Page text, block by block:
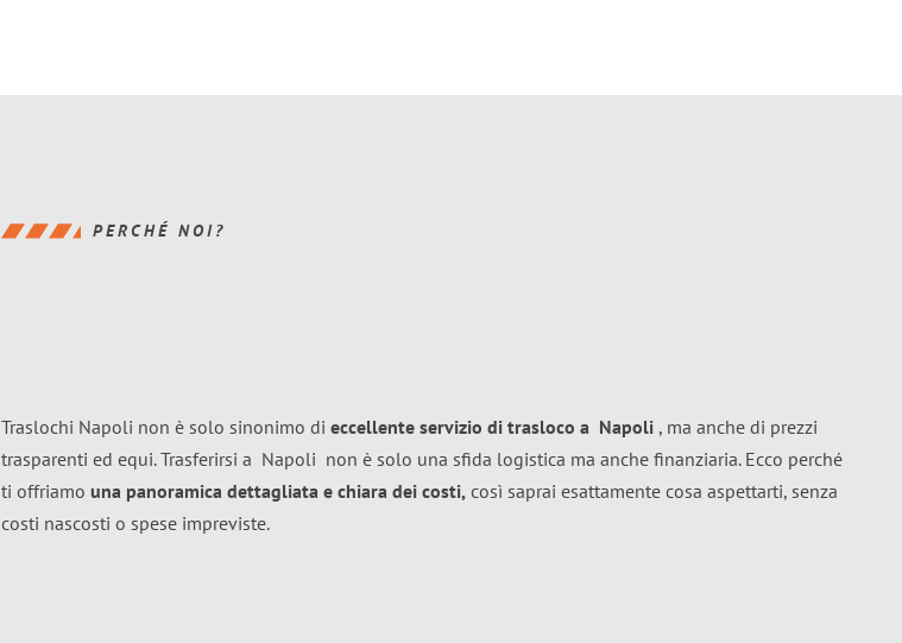
PERCHÉ NOI?
Traslochi Napoli non è solo sinonimo di eccellente servizio di trasloco a Napoli , ma anche di prezzi
trasparenti ed equi. Trasferirsi a Napoli non è solo una sfida logistica ma anche finanziaria. Ecco perché
ti offriamo una panoramica dettagliata e chiara dei costi, così saprai esattamente cosa aspettarti, senza
costi nascosti o spese impreviste.